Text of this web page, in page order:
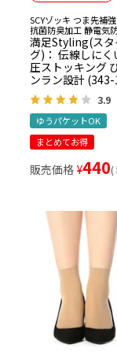
SCYゾッキ つま先補
抗菌防臭加工 静電気
満足Styling(スタ
グ)： 伝線しにく
圧ストッキング
ンラン設計
3.9
ゆうパケットOK
まとめてお得
販売価格 ¥440